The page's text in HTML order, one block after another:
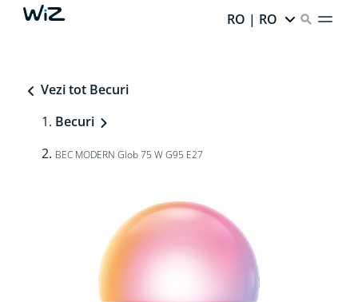
RO | RO
Vezi tot Becuri
Becuri
BEC MODERN Glob 75 W G95 E27